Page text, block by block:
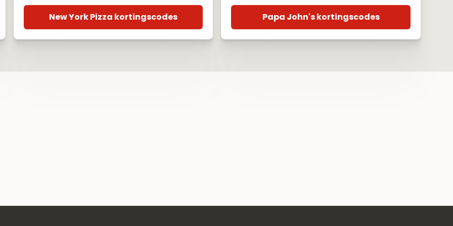
New York Pizza kortingscodes Papa John's kortingscodes